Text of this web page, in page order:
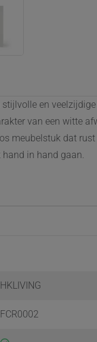
en
van een witte
meubelstuk dat
in hand gaan.
HKLIVING
FCR0002